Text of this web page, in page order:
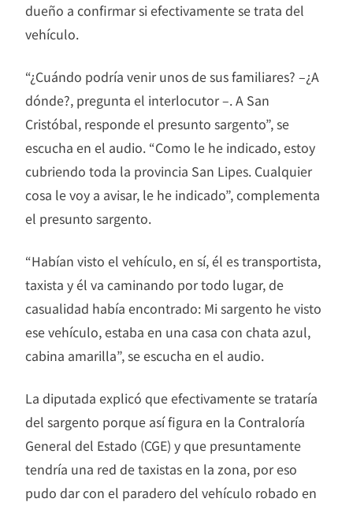
dueño a confirmar si efectivamente se trata del
vehículo.
“¿Cuándo podría venir unos de sus familiares? –¿A
dónde?, pregunta el interlocutor –. A San
Cristóbal, responde el presunto sargento”, se
escucha en el audio. “Como le he indicado, estoy
cubriendo toda la provincia San Lipes. Cualquier
cosa le voy a avisar, le he indicado”, complementa
el presunto sargento.
“Habían visto el vehículo, en sí, él es transportista,
taxista y él va caminando por todo lugar, de
casualidad había encontrado: Mi sargento he visto
ese vehículo, estaba en una casa con chata azul,
cabina amarilla”, se escucha en el audio.
La diputada explicó que efectivamente se trataría
del sargento porque así figura en la Contraloría
General del Estado (CGE) y que presuntamente
tendría una red de taxistas en la zona, por eso
pudo dar con el paradero del vehículo robado en